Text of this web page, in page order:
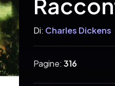
Di: Charles Dickens
Pagine: 316